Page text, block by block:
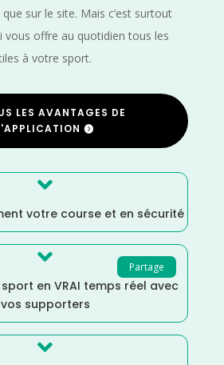
sur le site. Mais c’est surtout
vous offre au quotidien tous les
à votre sport.
LES AVANTAGES DE

votre course et en sécurité
Partage

en VRAI temps réel avec
vos supporters
